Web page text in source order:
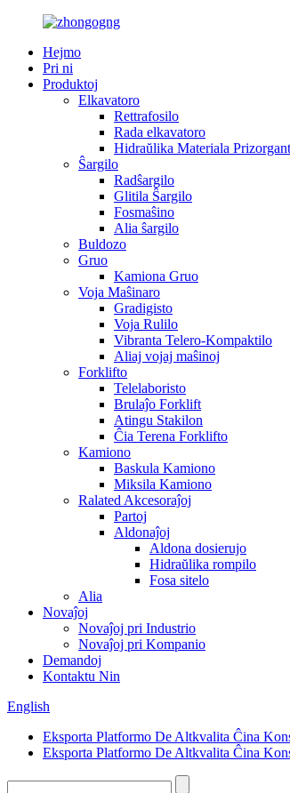
Hejmo
Pri ni
Produktoj
Elkavatoro
Rettrafosilo
Rada elkavatoro
Hidraŭlika Materiala
Ŝargilo
Radŝargilo
Glitila Ŝargilo
Fosmaŝino
Alia ŝargilo
Buldozo
Gruo
Kamiona Gruo
Voja Maŝinaro
Gradigisto
Voja Rulilo
Vibranta Telero-Kompaktilo
Aliaj vojaj maŝinoj
Forklifto
Telelaboristo
Brulaĵo Forklift
Atingu Stakilon
Ĉia Terena Forklifto
Kamiono
Baskula Kamiono
Miksila Kamiono
Ralated Akcesoraĵoj
Partoj
Aldonaĵoj
Aldona dosierujo
Hidraŭlika rompilo
Fosa sitelo
Alia
Novaĵoj
Novaĵoj pri Industrio
Novaĵoj pri Kompanio
Demandoj
Kontaktu Nin
English
Eksporta Platformo De Altkvalita Ĉina
Eksporta Platformo De Altkvalita Ĉina